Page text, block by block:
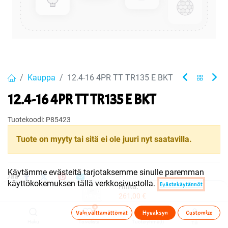
Hinta:
261,00 €
0
Toivelista Tuoteryhmä(t)
Kauppa 12.4-16 4PR TT TR135 E BKT
12.4-16 4PR TT TR135 E BKT
Tuotekoodi: P85423
Tuote on myyty tai sitä ei ole juuri nyt saatavilla.
Jaa
Käytämme evästeitä tarjotaksemme sinulle paremman
käyttökokemuksen tällä verkkosivustolla.
Evästekäytännöt
Vain välttämättömät Hyväksyn Customize